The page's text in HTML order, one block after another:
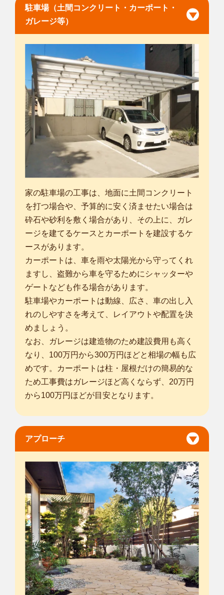
駐車場（土間コンクリート・カーポート・
ガレージ等）
家の駐車場の工事は、地面に土間コンクリート
を打つ場合や、予算的に安く済ませたい場合は
砕石や砂利を敷く場合があり、その上に、ガレ
ージを建てるケースとカーポートを建設するケ
ースがあります。
カーポートは、車を雨や太陽光から守ってくれ
ますし、盗難から車を守るためにシャッターや
ゲートなども作る場合があります。
駐車場やカーポートは動線、広さ、車の出し入
れのしやすさを考えて、レイアウトや配置を決
めましょう。
なお、ガレージは建造物のため建設費用も高く
なり、100万円から300万円ほどと相場の幅も広
めです。カーポートは柱・屋根だけの簡易的な
ため工事費はガレージほど高くならず、20万円
から100万円ほどが目安となります。
アプローチ